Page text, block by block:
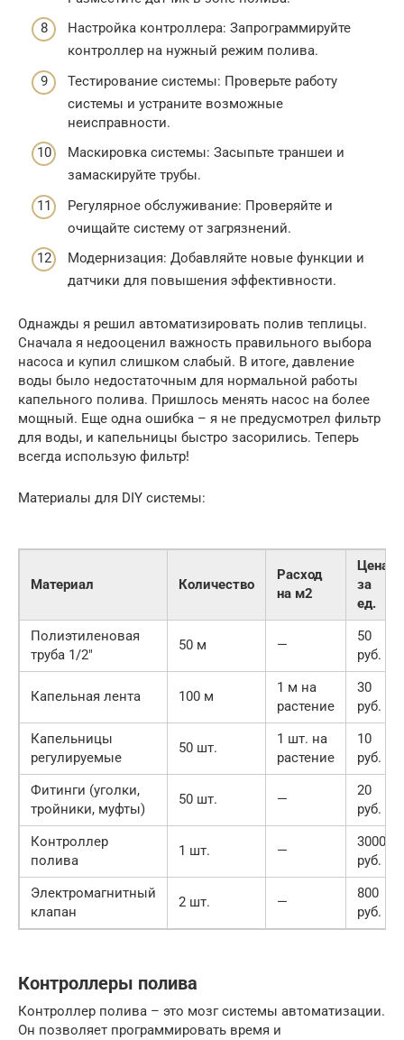
Настройка контроллера: Запрограммируйте
контроллер на нужный режим полива.
Тестирование системы: Проверьте работу
системы и устраните возможные
неисправности.
Маскировка системы: Засыпьте траншеи и
замаскируйте трубы.
Регулярное обслуживание: Проверяйте и
очищайте систему от загрязнений.
Модернизация: Добавляйте новые функции и
датчики для повышения эффективности.
Однажды я решил автоматизировать полив теплицы.
Сначала я недооценил важность правильного выбора
насоса и купил слишком слабый. В итоге, давление
воды было недостаточным для нормальной работы
капельного полива. Пришлось менять насос на более
мощный. Еще одна ошибка – я не предусмотрел фильтр
для воды, и капельницы быстро засорились. Теперь
всегда использую фильтр!
Материалы для DIY системы:
Материал Количество
Расход
на м2
Цена
за
ед.
Полиэтиленовая
труба 1/2″
50 м —
50
руб.
Капельная лента 100 м
1 м на
растение
30
руб.
Капельницы
регулируемые
50 шт.
1 шт. на
растение
10
руб.
Фитинги (уголки,
тройники, муфты)
50 шт. —
20
руб.
Контроллер
полива
1 шт. —
3000
руб.
Электромагнитный
клапан
2 шт. —
800
руб.
Контроллеры полива
Контроллер полива – это мозг системы автоматизации.
Он позволяет программировать время и